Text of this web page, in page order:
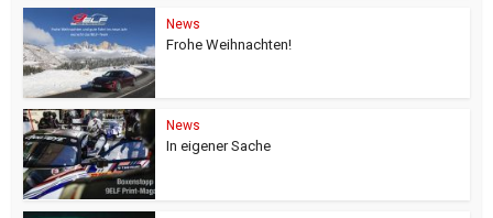
News
Frohe Weihnachten!
News
In eigener Sache